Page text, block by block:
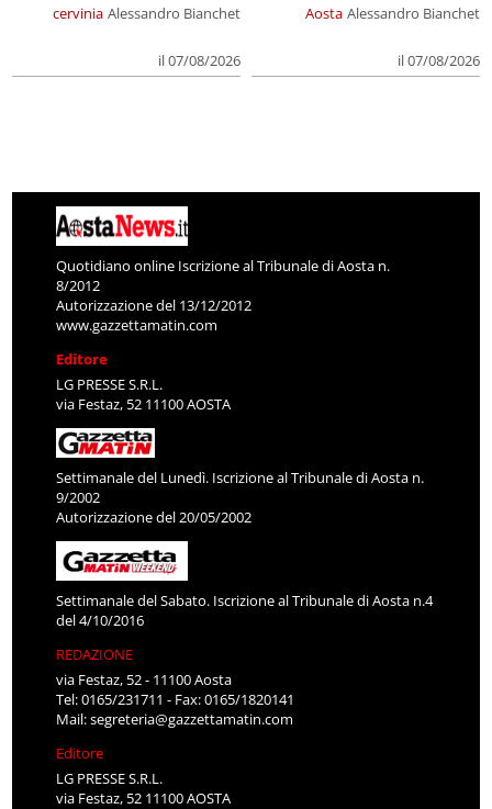
cervinia Alessandro Bianchet
il 07/08/2026
Aosta Alessandro Bianchet
il 07/08/2026
Quotidiano online Iscrizione al Tribunale di Aosta n.
8/2012
Autorizzazione del 13/12/2012
www.gazzettamatin.com
Editore
LG PRESSE S.R.L.
via Festaz, 52 11100 AOSTA
Settimanale del Lunedì. Iscrizione al Tribunale di Aosta n.
9/2002
Autorizzazione del 20/05/2002
Settimanale del Sabato. Iscrizione al Tribunale di Aosta n.4
del 4/10/2016
REDAZIONE
via Festaz, 52 - 11100 Aosta
Tel: 0165/231711 - Fax: 0165/1820141
Mail:segreteria@gazzettamatin.com
Editore
LG PRESSE S.R.L.
via Festaz, 52 11100 AOSTA